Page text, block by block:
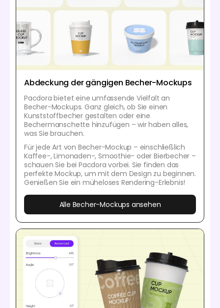
Abdeckung der gängigen Becher-Mockups
Pacdora bietet eine umfassende Vielfalt an
Becher-Mockups. Ganz gleich, ob Sie einen
Kunststoffbecher gestalten oder eine
Bechermanschette hinzufügen – wir haben alles,
was Sie brauchen.
Für jede Art von Becher-Mockup – einschließlich
Kaffee-, Limonaden-, Smoothie- oder Bierbecher –
schauen Sie bei Pacdora vorbei. Sie finden das
perfekte Mockup, um mit dem Design zu beginnen.
Genießen Sie ein müheloses Rendering-Erlebnis!
Alle Becher-Mockups ansehen